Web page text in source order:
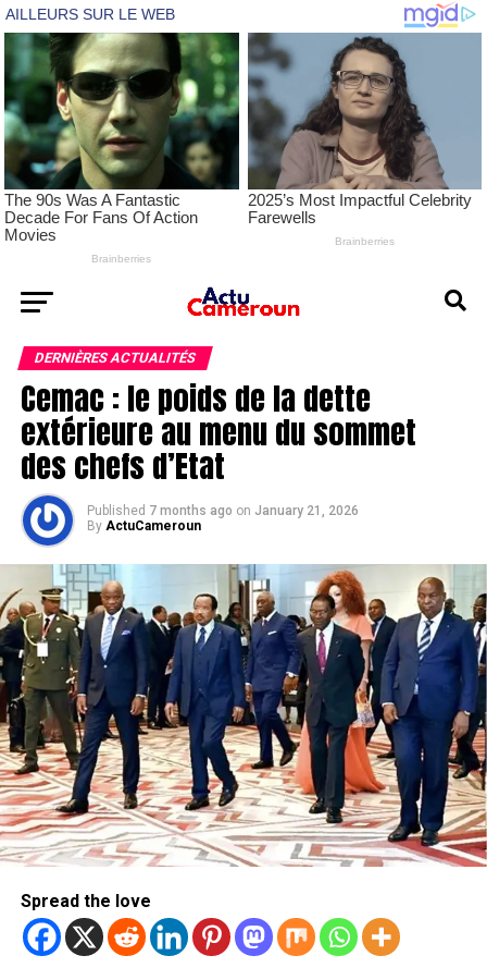
DERNIÈRES ACTUALITÉS
Cemac : le poids de la dette
extérieure au menu du sommet
des chefs d’Etat
Published 7 months ago on January 21, 2026
By ActuCameroun
Spread the love